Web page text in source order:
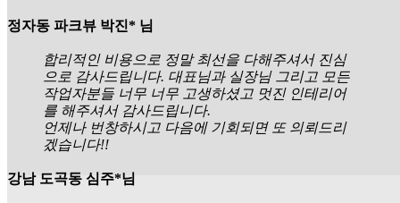
정자동 파크뷰 박진* 님
합리적인 비용으로 정말 최선을 다해주셔서 진심
으로 감사드립니다. 대표님과 실장님 그리고 모든
작업자분들 너무 너무 고생하셨고 멋진 인테리어
를 해주셔서 감사드립니다.
언제나 번창하시고 다음에 기회되면 또 의뢰드리
겠습니다!!
강남 도곡동 심주*님